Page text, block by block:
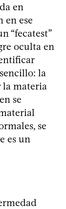
en
en ese
“fecatest”
oculta en
la
la materia
se
se
es un